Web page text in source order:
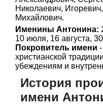
Николаевич,
Михайлович.
Именины Антонина:
10 июля, 16 августа,
Покровитель имени
христианской
убеждениям и
История
имени